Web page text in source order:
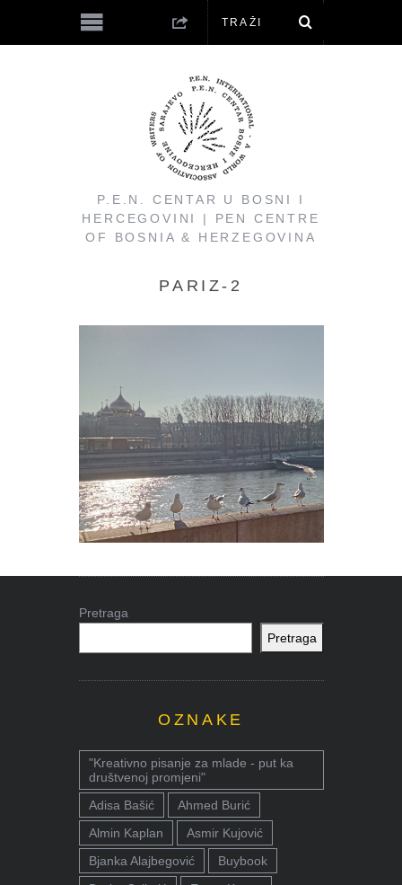
P.E.N. CENTAR U BOSNI I
HERCEGOVINI | PEN CENTRE
OF BOSNIA & HERZEGOVINA
PARIZ-2
Pretraga
Pretraga
OZNAKE
"Kreativno pisanje za mlade - put ka
društvenoj promjeni"
Adisa Bašić
Ahmed Burić
Almin Kaplan
Asmir Kujović
Bjanka Alajbegović
Buybook